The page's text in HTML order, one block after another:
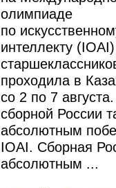
олимпиаде
по
интеллекту
проходила в
со 2 по 7
сборной России
абсолютным
IOAI. Сборная
абсолютным ...